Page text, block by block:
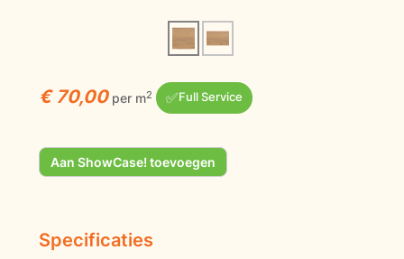
€ 70,00 per m2 ✅Full Service
Aan ShowCase! toevoegen
Specificaties